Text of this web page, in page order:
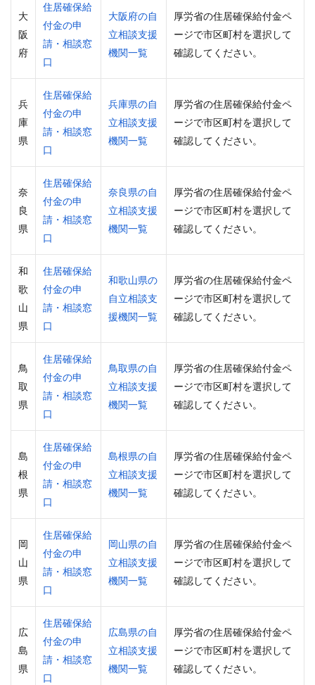
大
阪
府
住居確保給
付金の申
請・相談窓
口
大阪府の自
立相談支援
機関一覧
厚労省の住居確保給付金ペ
ージで市区町村を選択して
確認してください。
兵
庫
県
住居確保給
付金の申
請・相談窓
口
兵庫県の自
立相談支援
機関一覧
厚労省の住居確保給付金ペ
ージで市区町村を選択して
確認してください。
奈
良
県
住居確保給
付金の申
請・相談窓
口
奈良県の自
立相談支援
機関一覧
厚労省の住居確保給付金ペ
ージで市区町村を選択して
確認してください。
和
歌
山
県
住居確保給
付金の申
請・相談窓
口
和歌山県の
自立相談支
援機関一覧
厚労省の住居確保給付金ペ
ージで市区町村を選択して
確認してください。
鳥
取
県
住居確保給
付金の申
請・相談窓
口
鳥取県の自
立相談支援
機関一覧
厚労省の住居確保給付金ペ
ージで市区町村を選択して
確認してください。
島
根
県
住居確保給
付金の申
請・相談窓
口
島根県の自
立相談支援
機関一覧
厚労省の住居確保給付金ペ
ージで市区町村を選択して
確認してください。
岡
山
県
住居確保給
付金の申
請・相談窓
口
岡山県の自
立相談支援
機関一覧
厚労省の住居確保給付金ペ
ージで市区町村を選択して
確認してください。
広
島
県
住居確保給
付金の申
請・相談窓
口
広島県の自
立相談支援
機関一覧
厚労省の住居確保給付金ペ
ージで市区町村を選択して
確認してください。